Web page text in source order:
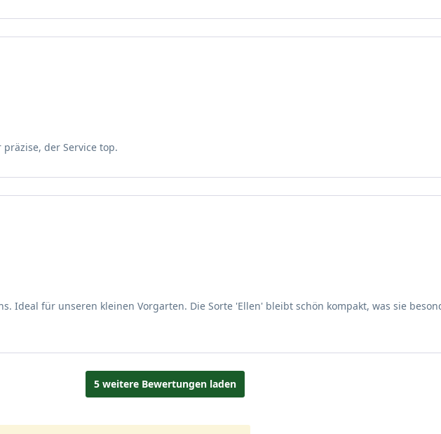
bis halbschattigen Standorten. Dies entlohnt er mit einer intensiven Färbung des
Blickfang werden. Aber ebenso auf größerer Fläche kann der Liquidambar Ellen in
formosana wird im asiatischen Raum für den Bau von Booten, Möbeln und auch
Küche als Gemüse verwendet.
der Service top.
Ideal für unseren kleinen Vorgarten. Die Sorte 'Ellen' bleibt schön kompakt, was sie
5 weitere Bewertungen laden